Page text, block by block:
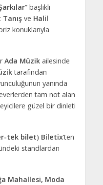
” başlıklı
Tanışve Halil
konuklarıyla
Ada Müzikailesinde
tarafından
yanında
tam not alan
güzel bir dinleti
tek bilet) Biletix‘ten
standlardan
Mahallesi, Moda